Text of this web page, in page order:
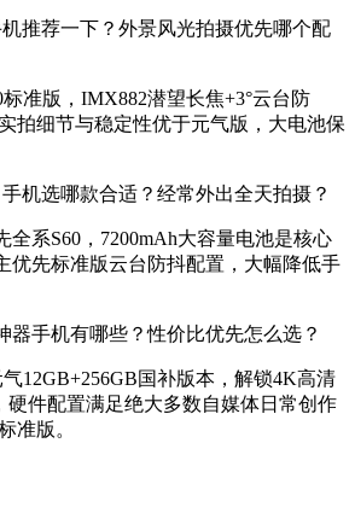
推荐一下？外景风光拍摄优先哪个配
准版，IMX882潜望长焦+3°云台防
拍细节与稳定性优于元气版，大电池保
机选哪款合适？经常外出全天拍摄？
全系S60，7200mAh大容量电池是核心
优先标准版云台防抖配置，大幅降低手
器手机有哪些？性价比优先怎么选？
12GB+256GB国补版本，解锁4K高清
硬件配置满足绝大多数自媒体日常创作
准版。